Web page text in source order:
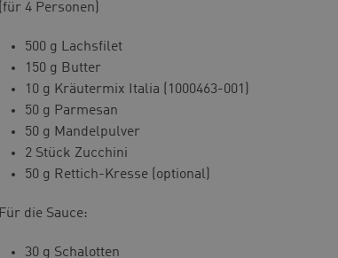
(für 4 Personen)
500 g Lachsfilet
150 g Butter
10 g Kräutermix Italia (1000463-001)
50 g Parmesan
50 g Mandelpulver
2 Stück Zucchini
50 g Rettich-Kresse (optional)
Für die Sauce:
30 g Schalotten